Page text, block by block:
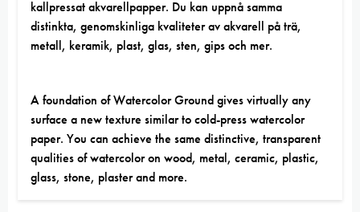
kallpressat akvarellpapper. Du kan uppnå samma
distinkta, genomskinliga kvaliteter av akvarell på trä,
metall, keramik, plast, glas, sten, gips och mer.
A foundation of Watercolor Ground gives virtually any
surface a new texture similar to cold-press watercolor
paper. You can achieve the same distinctive, transparent
qualities of watercolor on wood, metal, ceramic, plastic,
glass, stone, plaster and more.